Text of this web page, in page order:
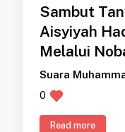
Sambut
Aisyiyah
Melalui
Suara
0
Read more